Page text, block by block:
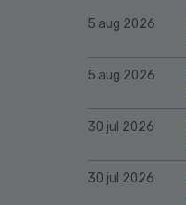
5 aug 2026
5 aug 2026
30 jul 2026
30 jul 2026